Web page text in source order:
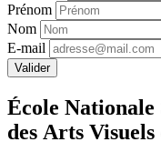
Prénom
Nom
E-mail
Valider
École Nationale
des Arts